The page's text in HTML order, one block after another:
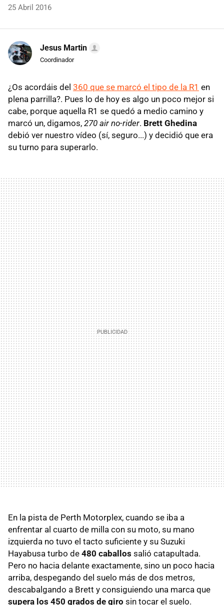
25 Abril 2016
Jesus Martin
Coordinador
¿Os acordáis del 360 que se marcó el tipo de la R1 en
plena parrilla?. Pues lo de hoy es algo un poco mejor si
cabe, porque aquella R1 se quedó a medio camino y
marcó un, digamos, 270 air no-rider. Brett Ghedina
debió ver nuestro vídeo (sí, seguro...) y decidió que era
su turno para superarlo.
En la pista de Perth Motorplex, cuando se iba a
enfrentar al cuarto de milla con su moto, su mano
izquierda no tuvo el tacto suficiente y su Suzuki
Hayabusa turbo de 480 caballos salió catapultada.
Pero no hacia delante exactamente, sino un poco hacia
arriba, despegando del suelo más de dos metros,
descabalgando a Brett y consiguiendo una marca que
supera los 450 grados de giro sin tocar el suelo.